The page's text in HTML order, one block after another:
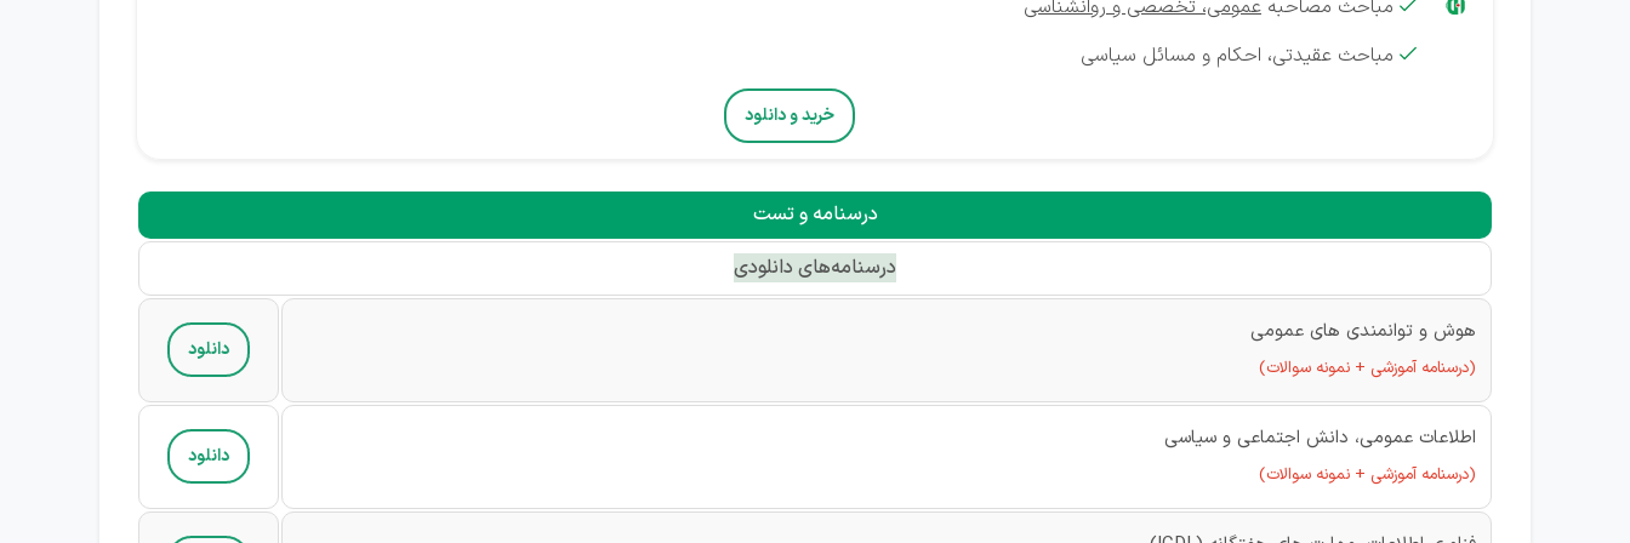
 مباحث مصاحبه عمومی، تخصصی و روانشناسی
 مباحث عقیدتی، احکام و مسائل سیاسی
خرید و دانلود
درسنامه و تست
درسنامه‌های دانلودی
هوش و توانمندی های عمومی
(درسنامه آموزشی + نمونه سوالات)
دانلود
اطلاعات عمومی، دانش اجتماعی و سیاسی
(درسنامه آموزشی + نمونه سوالات)
دانلود